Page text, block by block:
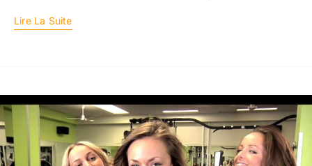
Lire La Suite